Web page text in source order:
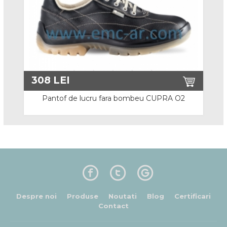
Imbracaminte Ignifuga
Imbracaminte Multirisk
Imbracaminte Protectie Chimica
Protectie Sudura
Imbracaminte Vara
Pantaloni cu Pieptar / Standard
Pantof de lucru fara bombeu CUPRA O2
308 LEI
Despre noi Produse Noutati Blog
Certificari
Contact